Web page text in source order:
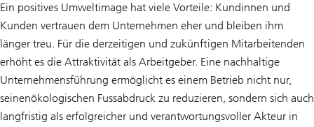
Ein positives Umweltimage hat viele Vorteile: Kundinnen und
Kunden vertrauen dem Unternehmen eher und bleiben ihm
länger treu. Für die derzeitigen und zukünftigen Mitarbeitenden
erhöht es die Attraktivität als Arbeitgeber. Eine nachhaltige
Unternehmensführung ermöglicht es einem Betrieb nicht nur,
seinenökologischen Fussabdruck zu reduzieren, sondern sich auch
langfristig als erfolgreicher und verantwortungsvoller Akteur in